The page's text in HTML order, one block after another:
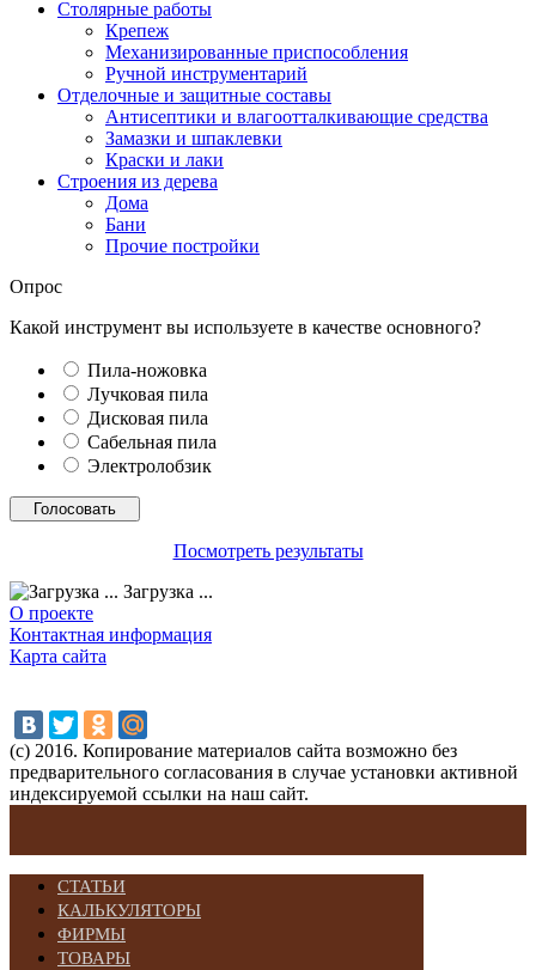
Столярные работы
Крепеж
Механизированные приспособления
Ручной инструментарий
Отделочные и защитные составы
Антисептики и влагоотталкивающие средства
Замазки и шпаклевки
Краски и лаки
Строения из дерева
Дома
Бани
Прочие постройки
Опрос
Какой инструмент вы используете в качестве основного?
Пила-ножовка
Лучковая пила
Дисковая пила
Сабельная пила
Электролобзик
Посмотреть результаты
Загрузка ...
О проекте
Контактная информация
Карта сайта
(с) 2016. Копирование материалов сайта возможно без
предварительного согласования в случае установки активной
индексируемой ссылки на наш сайт.
СТАТЬИ
КАЛЬКУЛЯТОРЫ
ФИРМЫ
ТОВАРЫ